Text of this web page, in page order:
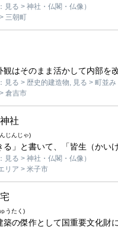
見る > 神社・仏閣・仏像）
三朝町
観はそのまま活かして内部を
見る > 歴史的建造物, 見る > 町並
倉吉市
社
じんじゃ)
る」と書いて、「皆生（かい
見る > 神社・仏閣・仏像）
リア > 米子市
うたく)
築の傑作として国重要文化財